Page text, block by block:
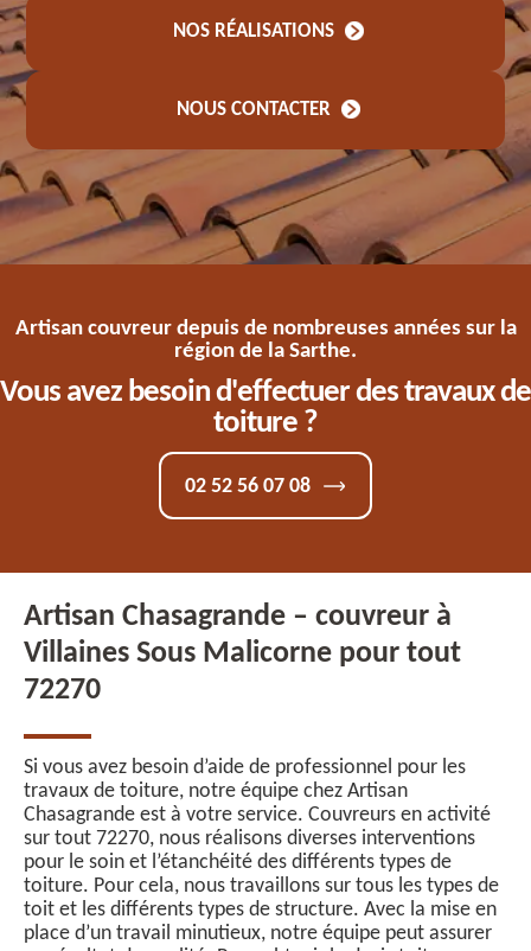
NOS RÉALISATIONS
NOUS CONTACTER
Artisan couvreur depuis de nombreuses années sur la
région de la Sarthe.
Vous avez besoin d'effectuer des travaux de
toiture ?
02 52 56 07 08
Artisan Chasagrande – couvreur à
Villaines Sous Malicorne pour tout
72270
Si vous avez besoin d’aide de professionnel pour les
travaux de toiture, notre équipe chez Artisan
Chasagrande est à votre service. Couvreurs en activité
sur tout 72270, nous réalisons diverses interventions
pour le soin et l’étanchéité des différents types de
toiture. Pour cela, nous travaillons sur tous les types de
toit et les différents types de structure. Avec la mise en
place d’un travail minutieux, notre équipe peut assurer